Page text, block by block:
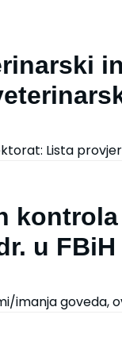
Lista
u
imanja goveda,